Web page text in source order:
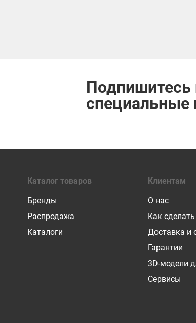
Подпишитесь
специальные
Каталог товаров
Бренды
Распродажа
Каталоги
Клиентам
О нас
Как
Доставка и
Гарантии
3D-модели
Сервисы